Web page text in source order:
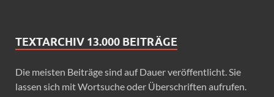
TEXTARCHIV 13.000 BEITRÄGE
Die meisten Beiträge sind auf Dauer veröffentlicht. Sie
lassen sich mit Wortsuche oder Überschriften aufrufen.